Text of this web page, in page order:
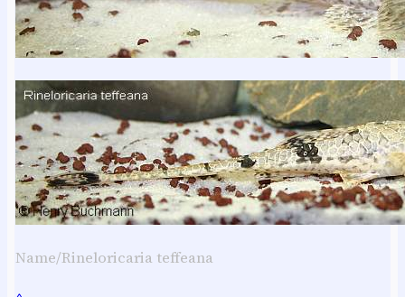
Name/Rineloricaria teffeana